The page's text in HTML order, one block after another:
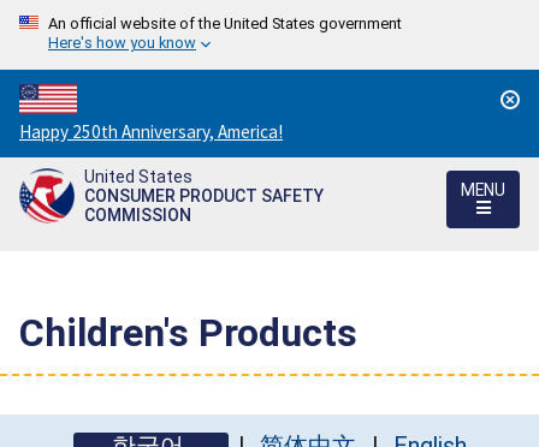
An official website of the United States government
Here's how you know
Countdown
to
America's
250th
Happy 250th Anniversary, America!
United States
CONSUMER PRODUCT SAFETY
COMMISSION
MENU
Children's Products